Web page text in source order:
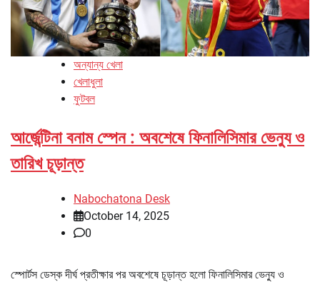
অন্যান্য খেলা
খেলাধুলা
ফুটবল
আর্জেন্টিনা বনাম স্পেন : অবশেষে ফিনালিসিমার ভেন্যু ও
তারিখ চূড়ান্ত
Nabochatona Desk
October 14, 2025
0
স্পোর্টস ডেস্ক দীর্ঘ প্রতীক্ষার পর অবশেষে চূড়ান্ত হলো ফিনালিসিমার ভেন্যু ও